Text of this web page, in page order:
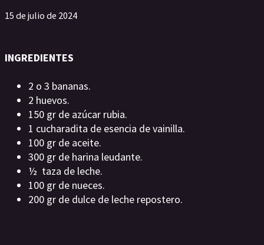
15 de julio de 2024
INGREDIENTES
2 o 3 bananas.
2 huevos.
150 gr de azúcar rubia.
1 cucharadita de esencia de vainilla.
100 gr de aceite.
300 gr de harina leudante.
½ taza de leche.
100 gr de nueces.
200 gr de dulce de leche repostero.